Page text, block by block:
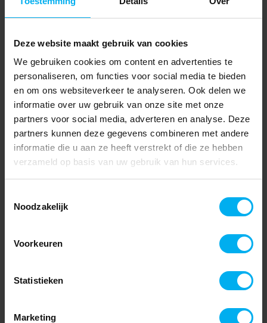
Deze website maakt gebruik van cookies
We gebruiken cookies om content en advertenties te
personaliseren, om functies voor social media te bieden
en om ons websiteverkeer te analyseren. Ook delen we
informatie over uw gebruik van onze site met onze
partners voor social media, adverteren en analyse. Deze
partners kunnen deze gegevens combineren met andere
informatie die u aan ze heeft verstrekt of die ze hebben
verzameld op basis van uw gebruik van hun services.
Noodzakelijk
Voorkeuren
Statistieken
Marketing